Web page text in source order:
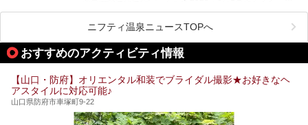
総工費はなんと約42億円。温泉だけでなく、交流できる施
設として整備され、まさに“温泉のテーマパーク”のようなス
ポットです。今回は、その魅力を3つの注目ポイントに分け
てご紹介します。
ニフティ温泉ニュースTOPへ
おすすめのアクティビティ情報
【山口・防府】オリエンタル和装でブライダル撮影★お好きなヘ
アスタイルに対応可能♪
山口県防府市車塚町9-22